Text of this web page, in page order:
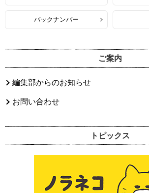
バックナンバー
ご案内
編集部からのお知らせ
お問い合わせ
トピックス